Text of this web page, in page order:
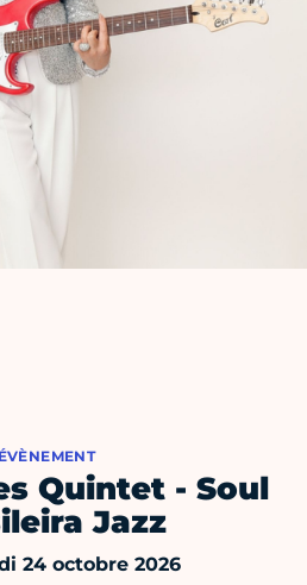
ÉVÈNEMENT
Quintet - Soul
Jazz
24 octobre 2026